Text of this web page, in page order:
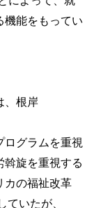
機能をもってい
、根岸
ログラムを重視
斡旋を重視する
カの福祉改革
いたが、